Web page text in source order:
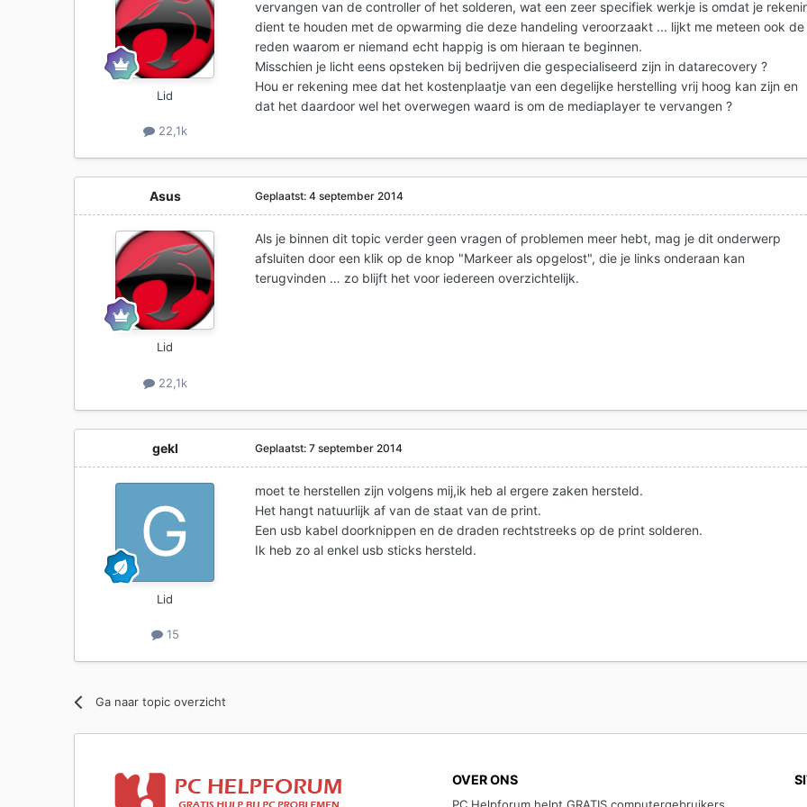
Lid
22,1k
vervangen van de controller of het solderen, wat een zeer specifiek werkje is omdat je
dient te houden met de opwarming die deze handeling veroorzaakt ... lijkt me meteen ook de
reden waarom er niemand echt happig is om hieraan te beginnen.
Misschien je licht eens opsteken bij bedrijven die gespecialiseerd zijn in datarecovery ?
Hou er rekening mee dat het kostenplaatje van een degelijke herstelling vrij hoog kan zijn en
dat het daardoor wel het overwegen waard is om de mediaplayer te vervangen ?
Asus
Lid
22,1k
Geplaatst:4 september 2014
Als je binnen dit topic verder geen vragen of problemen meer hebt, mag je dit onderwerp
afsluiten door een klik op de knop "Markeer als opgelost", die je links onderaan kan
terugvinden … zo blijft het voor iedereen overzichtelijk.
gekl
Lid
15
Geplaatst:7 september 2014
moet te herstellen zijn volgens mij,ik heb al ergere zaken hersteld.
Het hangt natuurlijk af van de staat van de print.
Een usb kabel doorknippen en de draden rechtstreeks op de print solderen.
Ik heb zo al enkel usb sticks hersteld.
Ga naar topic overzicht
OVER ONS